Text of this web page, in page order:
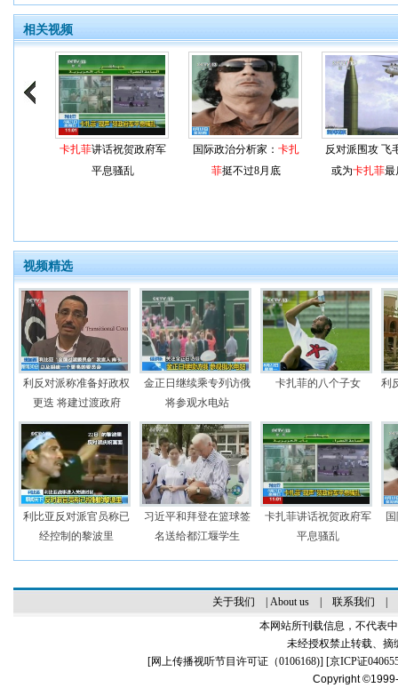
相关视频
卡扎菲讲话祝贺政府军
平息骚乱
国际政治分析家： 卡扎
菲挺不过8月底
反对派围攻 飞
或为卡扎菲最
视频精选
利反对派称准备好政权
更迭 将建过渡政府
金正日继续乘专列访俄
将参观水电站
卡扎菲的八个子女 利
利比亚反对派官员称已
经控制的黎波里
习近平和拜登在篮球签
名送给都江堰学生
卡扎菲讲话祝贺政府军
平息骚乱
关于我们 About us| 联系我们
本网站所刊载信息，不代表
未经授权禁止转载、摘
[网上传播视听节目许可证（0106168)] [京ICP证
Copyright